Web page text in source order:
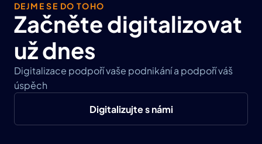
DEJME SE DO TOHO
Začněte digitalizovat
už dnes
Digitalizace podpoří vaše podnikání a podpoří váš
úspěch
Digitalizujte s námi